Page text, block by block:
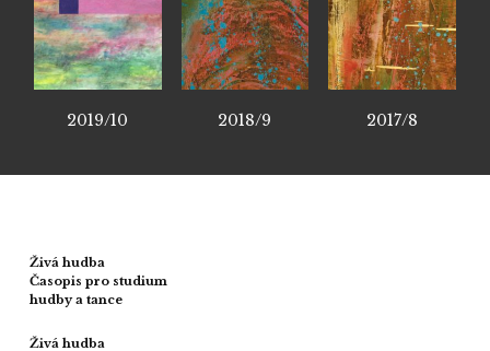
2019/10 2018/9 2017/8
Živá hudba
Časopis pro studium
hudby a tance
Živá hudba